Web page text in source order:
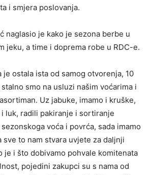
i smjera poslovanja.
naglasio je kako je sezona berbe u
jeku, a time i doprema robe u RDC-e.
je ostala ista od samog otvorenja, 10
smo na usluzi našim voćarima i
Uz jabuke, imamo i kruške,
luk, radili pakiranje i sortiranje
voća i povrća, sada imamo
sve to nam stvara uvjete za daljnji
je i što dobivamo pohvale komitenata
pojedini zakupci su s nama od